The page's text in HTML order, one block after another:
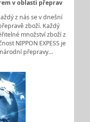
v oblasti přeprav
z nás se v dnešní
zboží. Každý
množství zboží z
NIPPON EXPESS je
přepravy…